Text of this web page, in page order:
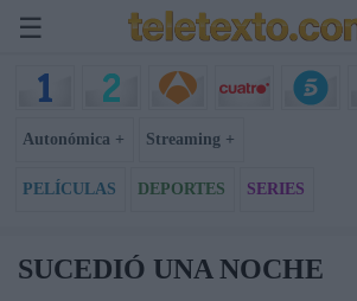
☰
Autonómica + Streaming +
PELÍCULAS DEPORTES SERIES
SUCEDIÓ UNA NOCHE